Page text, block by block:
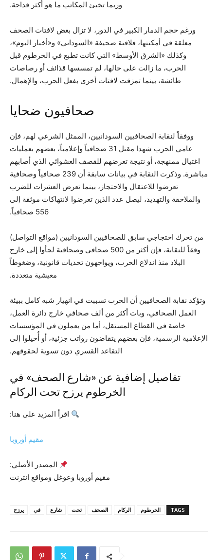
وربما تخبئ المكاتب ما هو أكثر فداحة.
ورغم حجم الدمار الكبير في الدور، لا تزال بعض لافتات الصحف
معلقة في أمكنتها، فلافتة صحيفة «السوداني» و«أخبار اليوم»،
وكذلك «الشرق الأوسط» التي كانت تطبع في الخرطوم قبل
الحرب، ما زالت على حالها، لم تمسسها قذائف أو رصاصات
طائشة، بينما تمزقت لافتات أخرى بفعل الحرب، والإهمال.
صحافيون ضحايا
ووفقاً لنقابة الصحافيين السودانيين، الممثل الشرعي لهم، فإن
عامي الحرب شهدا مقتل 31 صحافياً وإعلامياً، بعضهم بعمليات
اغتيال ممنهجة، أو نتيجة تعرضهم للقصف العشوائي الذي أصابهم
مباشرة. وذكرت النقابة في بيانات سابقة أن 239 صحافياً وصحافية
تعرضوا للاعتقال والاحتجاز، بينما تعرض العشرات للضرب
والملاحقة والتهديد، ليصل عدد الذين تعرضوا لانتهاكات موثقة إلى
556 صحافياً.
من تحرك احتجاجي سابق للصحافيين السودانيين (مواقع التواصل)
وفقاً للنقابة، فإن أكثر من 500 صحافي وصحافية لجأوا إلى خارج
البلاد منذ اندلاع الحرب، ويواجهون تحديات قانونية، وضغوطاً
معيشية متعددة.
وتؤكد نقابة الصحافيين أن الحرب تسببت في انهيار شبه كامل ببيئة
العمل الصحافي، وبات أكثر من ألف صحافي خارج دائرة العمل،
خاصة في القطاع المستقل، أما من يعملون في المؤسسات
الإعلامية الرسمية، فإن بعضهم يتقاضون رواتب جزئية، أو أُحيلوا إلى
التقاعد القسري دون تسوية لحقوقهم.
تفاصيل إضافية عن «شارع الصحف» في
الخرطوم يرزح تحت الركام
اقرأ المزيد على هنا:
مقيم أوروبا
المصدر الأصلي:
مقيم أوروبا وعوغل ومواقع انترنت
TAGS الخرطوم الركام الصحف تحت شارع في يرزح